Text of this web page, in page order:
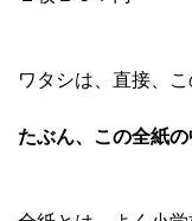
ワタシは、直接、
たぶん、この全紙